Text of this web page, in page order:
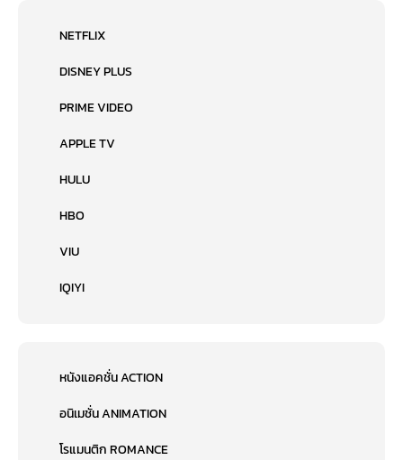
NETFLIX
DISNEY PLUS
PRIME VIDEO
APPLE TV
HULU
HBO
VIU
IQIYI
หนังแอคชั่น ACTION
อนิเมชั่น ANIMATION
โรแมนติก ROMANCE